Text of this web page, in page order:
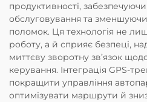
продуктивності,
обслуговування та
поломок. Ця технологія не
роботу, а й сприяє безпеці,
миттєву зворотну зв’язок
керування. Інтеграція GPS-
покращити управління
оптимізувати маршрути й